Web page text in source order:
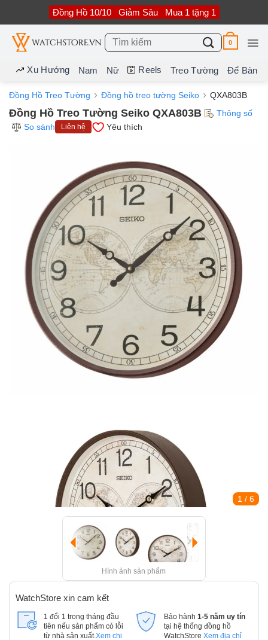
nội
dung
Đồng Hồ 10/10 Giảm Sâu Mua 1 tặng 1
Tìm
kiếm:
0
Xu Hướng Nam Nữ Reels Treo Tường Để Bàn
Đồng Hồ Treo Tường Đồng hồ treo tường Seiko QXA803B
Đồng Hồ Treo Tường Seiko QXA803B
Thông số
So sánh
Liên hệ Yêu thích
1 / 6
Hình ảnh sản phẩm
WatchStore xin cam kết
1 đổi 1 trong tháng đầu
tiên nếu sản phẩm có lỗi
từ nhà sản xuất. Xem chi
Bảo hành 1-5 năm uy tín
tại hệ thống đồng hồ
WatchStore Xem địa chỉ